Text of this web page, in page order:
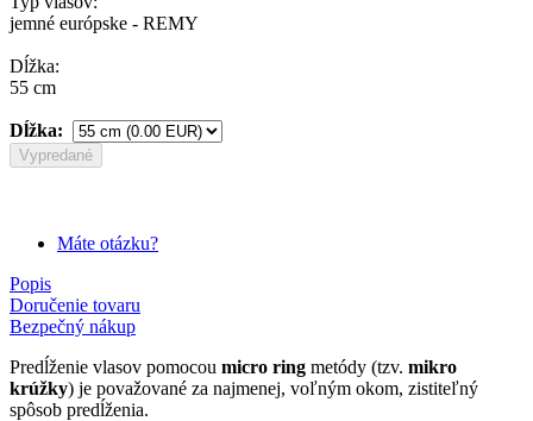
jemné európske - REMY
Dĺžka:
55 cm
Dĺžka:
Vypredané
Máte otázku?
Popis
Doručenie tovaru
Bezpečný nákup
Predĺženie vlasov pomocou micro ring metódy (tzv. mikro
krúžky) je považované za najmenej, voľným okom, zistiteľný
spôsob predĺženia.